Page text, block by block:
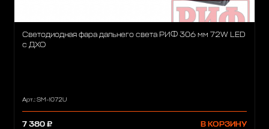
Светодиодная фара дальнего света РИФ 306 мм 72W LED
с ДХО
Арт.: SM-1072U
7 380 ₽ В КОРЗИНУ